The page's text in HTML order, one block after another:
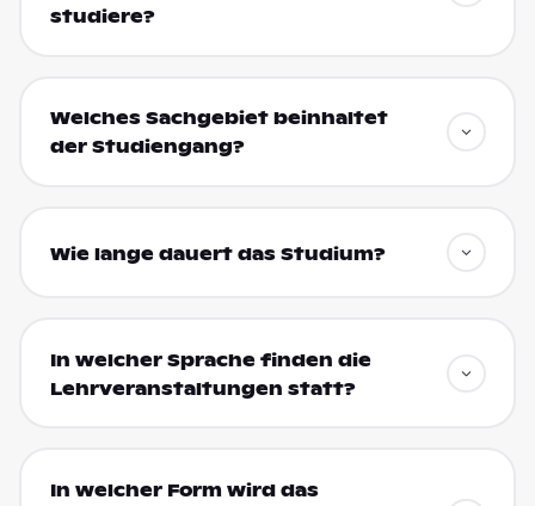
studiere?
Welches Sachgebiet beinhaltet
der Studiengang?
Wie lange dauert das Studium?
In welcher Sprache finden die
Lehrveranstaltungen statt?
In welcher Form wird das